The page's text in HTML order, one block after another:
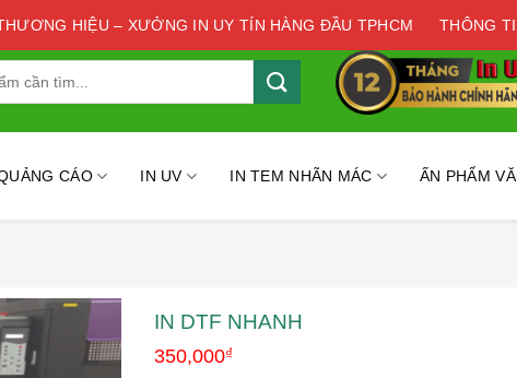
HIỆU – XƯỞNG IN UY TÍN HÀNG ĐẦU TPHCM THÔNG
CÁO IN UV IN TEM NHÃN MÁC ẤN PHẨM
IN DTF NHANH
350,000₫